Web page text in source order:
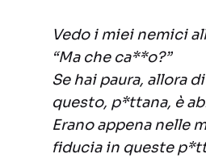
Vedo i miei nemici
“Ma che ca**o?”
Se hai paura, allora
questo, p*ttana, è
Erano appena nelle
fiducia in queste